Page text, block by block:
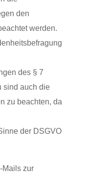
den
werden.
des § 7
sind auch die
zu beachten, da
der DSGVO
Mails zur